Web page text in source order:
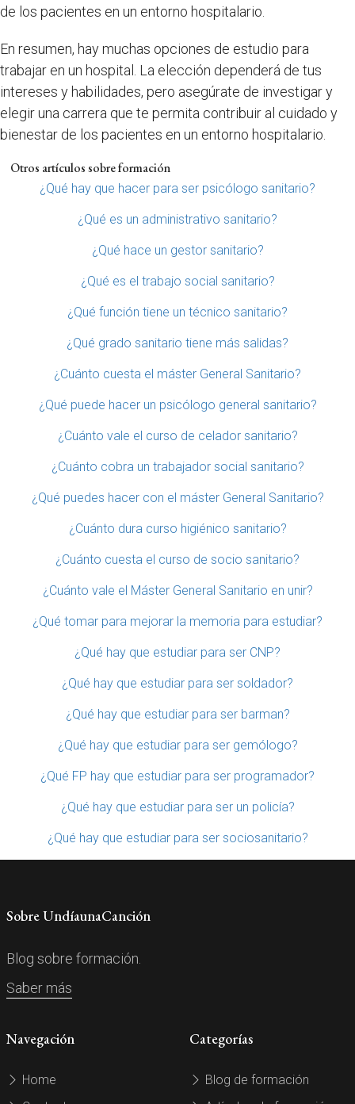
de los pacientes en un entorno hospitalario.
En resumen, hay muchas opciones de estudio para
trabajar en un hospital. La elección dependerá de tus
intereses y habilidades, pero asegúrate de investigar y
elegir una carrera que te permita contribuir al cuidado y
bienestar de los pacientes en un entorno hospitalario.
Otros artículos sobre formación
¿Qué hay que hacer para ser psicólogo sanitario?
¿Qué es un administrativo sanitario?
¿Qué hace un gestor sanitario?
¿Qué es el trabajo social sanitario?
¿Qué función tiene un técnico sanitario?
¿Qué grado sanitario tiene más salidas?
¿Cuánto cuesta el máster General Sanitario?
¿Qué puede hacer un psicólogo general sanitario?
¿Cuánto vale el curso de celador sanitario?
¿Cuánto cobra un trabajador social sanitario?
¿Qué puedes hacer con el máster General Sanitario?
¿Cuánto dura curso higiénico sanitario?
¿Cuánto cuesta el curso de socio sanitario?
¿Cuánto vale el Máster General Sanitario en unir?
¿Qué tomar para mejorar la memoria para estudiar?
¿Qué hay que estudiar para ser CNP?
¿Qué hay que estudiar para ser soldador?
¿Qué hay que estudiar para ser barman?
¿Qué hay que estudiar para ser gemólogo?
¿Qué FP hay que estudiar para ser programador?
¿Qué hay que estudiar para ser un policía?
¿Qué hay que estudiar para ser sociosanitario?
Sobre UndíaunaCanción
Blog sobre formación.
Saber más
Navegación
Home
Categorías
Blog de formación